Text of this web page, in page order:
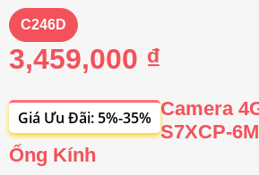
C246D
3,459,000 ₫
Giá Ưu Đãi: 5%-35% Camera
S7XCP-
Ống Kính